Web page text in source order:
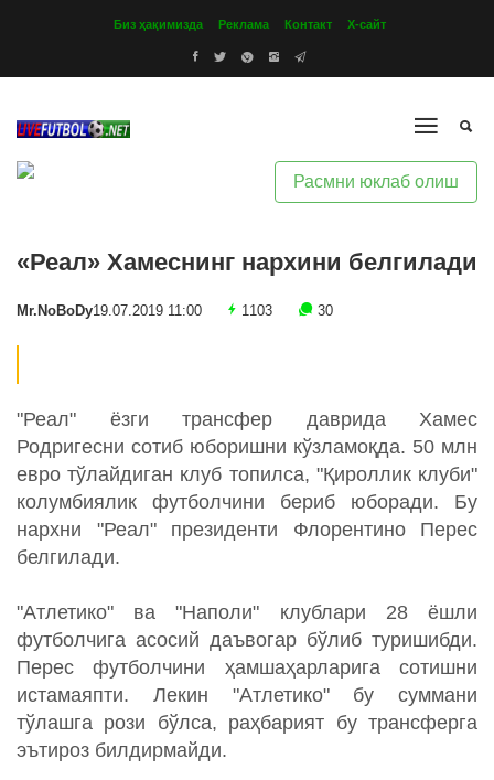
Биз ҳақимизда Реклама Контакт Х-сайт
Расмни юклаб олиш
«Реал» Хамеснинг нархини белгилади
Mr.NoBoDy19.07.2019 11:00 1103 30
"Реал" ёзги трансфер даврида Хамес
Родригесни сотиб юборишни кўзламоқда. 50 млн
евро тўлайдиган клуб топилса, "Қироллик клуби"
колумбиялик футболчини бериб юборади. Бу
нархни "Реал" президенти Флорентино Перес
белгилади.
"Атлетико" ва "Наполи" клублари 28 ёшли
футболчига асосий даъвогар бўлиб туришибди.
Перес футболчини ҳамшаҳарларига сотишни
истамаяпти. Лекин "Атлетико" бу суммани
тўлашга рози бўлса, раҳбарият бу трансферга
эътироз билдирмайди.